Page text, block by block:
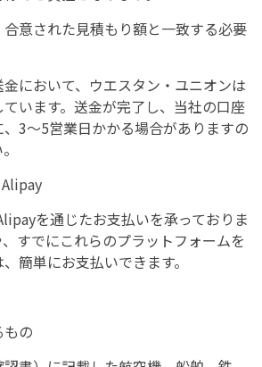
合意された見積もり額と一致する必要
において、ウエスタン・ユニオンは
います。送金が完了し、当社の口座
3～5営業日かかる場合がありますの
Alipay
を通じたお支払いを承っておりま
すでにこれらのプラットフォームを
簡単にお支払いできます。
の